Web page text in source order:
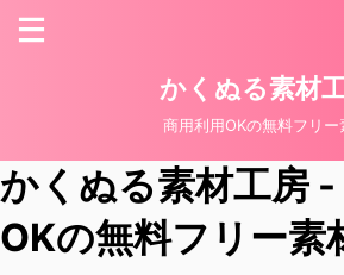
かくぬる素材
商用利用OKの無料フリー
かくぬる素材工房 -
OKの無料フリー素